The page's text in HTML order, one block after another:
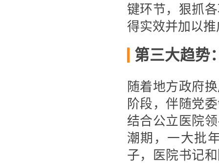
键环节，狠抓
得实效并加以
第三大趋势
随着地方政府
阶段，伴随党
结合公立医院
潮期，一大批
子，医院书记